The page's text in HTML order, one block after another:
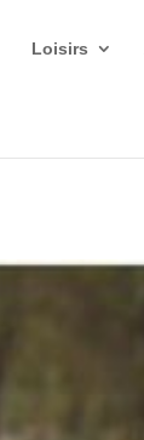
Loisirs